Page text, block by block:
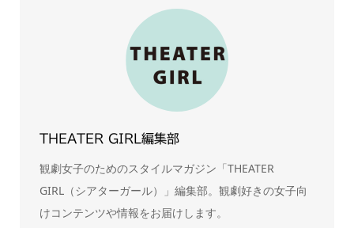
THEATER GIRL編集部
観劇女子のためのスタイルマガジン「THEATER
GIRL（シアターガール）」編集部。観劇好きの女子向
けコンテンツや情報をお届けします。